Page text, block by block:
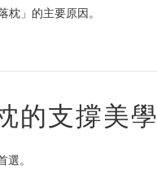
」的主要原因。
的支撐美學
。